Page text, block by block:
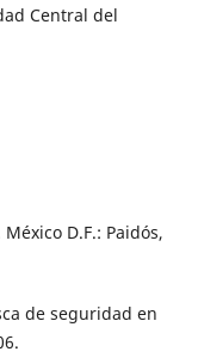
Central del
D.F.: Paidós,
de seguridad en